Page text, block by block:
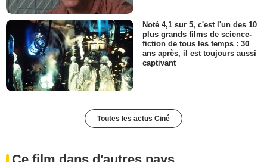
Noté 4,1 sur 5, c'est l'un des 10
plus grands films de science-
fiction de tous les temps : 30
ans après, il est toujours aussi
captivant
Toutes les actus Ciné